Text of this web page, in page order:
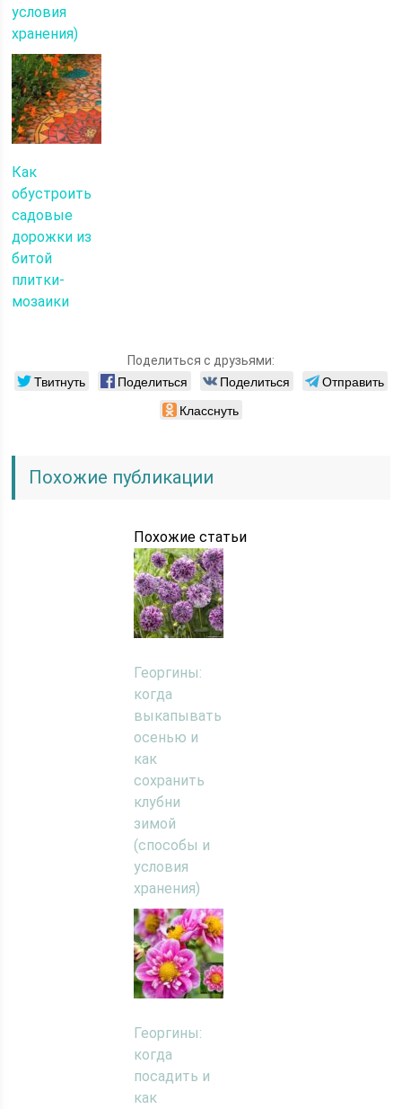
условия
хранения)
Как
обустроить
садовые
дорожки из
битой
плитки-
мозаики
Поделиться с друзьями:
Твитнуть Поделиться Поделиться
Отправить
Класснуть
Похожие публикации
Похожие статьи
Георгины:
когда
выкапывать
осенью и
как
сохранить
клубни
зимой
(способы и
условия
хранения)
Георгины:
когда
посадить и
как